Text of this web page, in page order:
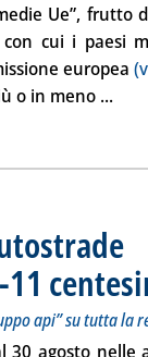
Ue”, frutto
cui i paesi
europea
o in meno ...
11
api” su tutta la
30 agosto nelle